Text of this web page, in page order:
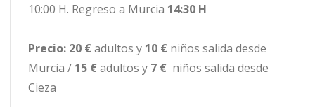
10:00 H. Regreso a Murcia 14:30 H
Precio: 20 €adultos y 10 € niños salida desde
Murcia / 15 €adultos y 7 € niños salida desde
Cieza